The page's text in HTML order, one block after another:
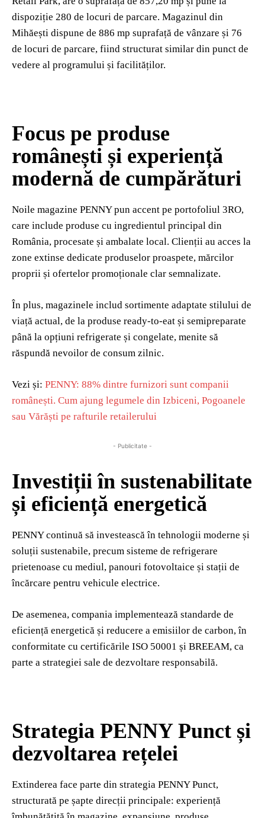
dispoziție 280 de locuri de parcare. Magazinul din
Mihăești dispune de 886 mp suprafață de vânzare și 76
de locuri de parcare, fiind structurat similar din punct de
vedere al programului și facilităților.
Focus pe produse
românești și experiență
modernă de cumpărături
Noile magazine PENNY pun accent pe portofoliul 3RO,
care include produse cu ingredientul principal din
România, procesate și ambalate local. Clienții au acces la
zone extinse dedicate produselor proaspete, mărcilor
proprii și ofertelor promoționale clar semnalizate.
În plus, magazinele includ sortimente adaptate stilului de
viață actual, de la produse ready-to-eat și semipreparate
până la opțiuni refrigerate și congelate, menite să
răspundă nevoilor de consum zilnic.
Vezi și: PENNY: 88% dintre furnizori sunt companii
românești. Cum ajung legumele din Izbiceni, Pogoanele
sau Vărăști pe rafturile retailerului
- Publicitate -
Investiții în sustenabilitate
și eficiență energetică
PENNY continuă să investească în tehnologii moderne și
soluții sustenabile, precum sisteme de refrigerare
prietenoase cu mediul, panouri fotovoltaice și stații de
încărcare pentru vehicule electrice.
De asemenea, compania implementează standarde de
eficiență energetică și reducere a emisiilor de carbon, în
conformitate cu certificările ISO 50001 și BREEAM, ca
parte a strategiei sale de dezvoltare responsabilă.
Strategia PENNY Punct și
dezvoltarea rețelei
Extinderea face parte din strategia PENNY Punct,
structurată pe șapte direcții principale: experiență